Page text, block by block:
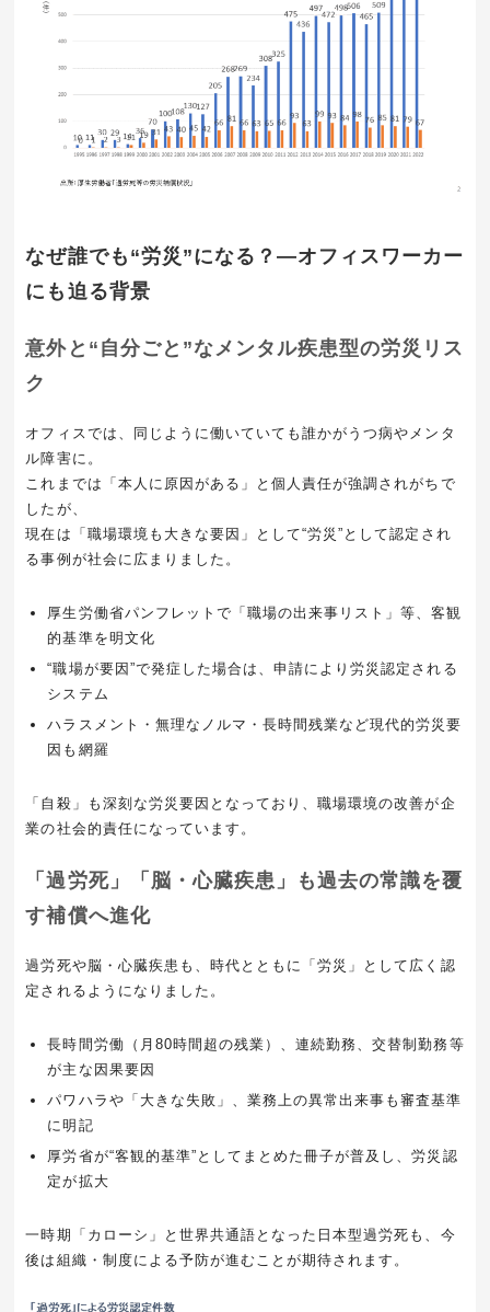
なぜ誰でも“労災”になる？―オフィスワーカー
にも迫る背景
意外と“自分ごと”なメンタル疾患型の労災リス
ク
オフィスでは、同じように働いていても誰かがうつ病やメンタ
ル障害に。
これまでは「本人に原因がある」と個人責任が強調されがちで
したが、
現在は「職場環境も大きな要因」として“労災”として認定され
る事例が社会に広まりました。
厚生労働省パンフレットで「職場の出来事リスト」等、客観
的基準を明文化
“職場が要因”で発症した場合は、申請により労災認定される
システム
ハラスメント・無理なノルマ・長時間残業など現代的労災要
因も網羅
「自殺」も深刻な労災要因となっており、職場環境の改善が企
業の社会的責任になっています。
「過労死」「脳・心臓疾患」も過去の常識を覆
す補償へ進化
過労死や脳・心臓疾患も、時代とともに「労災」として広く認
定されるようになりました。
長時間労働（月80時間超の残業）、連続勤務、交替制勤務等
が主な因果要因
パワハラや「大きな失敗」、業務上の異常出来事も審査基準
に明記
厚労省が“客観的基準”としてまとめた冊子が普及し、労災認
定が拡大
一時期「カローシ」と世界共通語となった日本型過労死も、今
後は組織・制度による予防が進むことが期待されます。